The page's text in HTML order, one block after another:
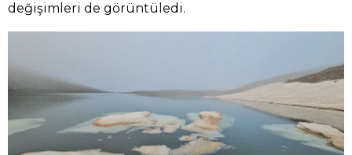
değişimleri de görüntüledi.